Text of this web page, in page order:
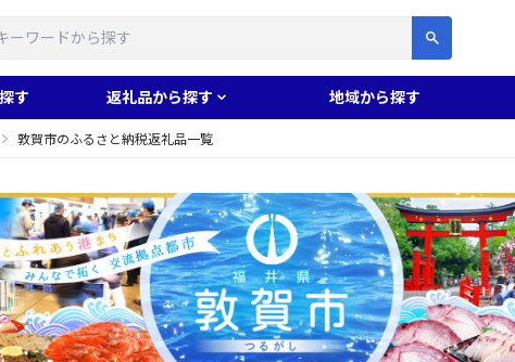
す 返礼品から探す 地域から探す
敦賀市のふるさと納税返礼品一覧